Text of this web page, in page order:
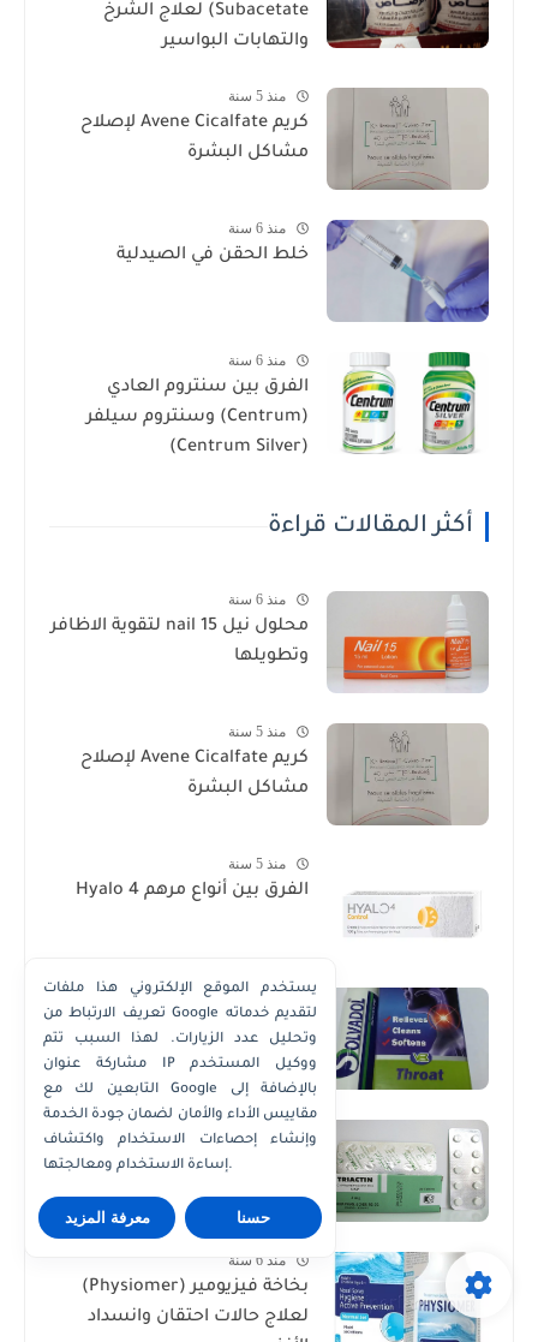
Subacetate) لعلاج الشرخ
والتهابات البواسير
منذ 5 سنة
كريم Avene Cicalfate لإصلاح
مشاكل البشرة
منذ 6 سنة
خلط الحقن في الصيدلية
منذ 6 سنة
الفرق بين سنتروم العادي
(Centrum) وسنتروم سيلفر
(Centrum Silver)
أكثر المقالات قراءة
منذ 6 سنة
محلول نيل nail 15 لتقوية الاظافر
وتطويلها
منذ 5 سنة
كريم Avene Cicalfate لإصلاح
مشاكل البشرة
منذ 5 سنة
الفرق بين أنواع مرهم Hyalo 4
منذ 6 سنة
بخاخ سولفادول Solvadol مطهر
للحلق
جرعة ترايكتين لزيادة الوزن
منذ 6 سنة
بخاخة فيزيومير (Physiomer)
لعلاج حالات احتقان وانسداد
يستخدم الموقع الإلكتروني هذا ملفات
تعريف الارتباط من Google لتقديم خدماته
وتحليل عدد الزيارات. لهذا السبب تتم
مشاركة عنوان IP ووكيل المستخدم
التابعين لك مع Google بالإضافة إلى
مقاييس الأداء والأمان لضمان جودة الخدمة
وإنشاء إحصاءات الاستخدام واكتشاف
إساءة الاستخدام ومعالجتها.
معرفة المزيد حسنا